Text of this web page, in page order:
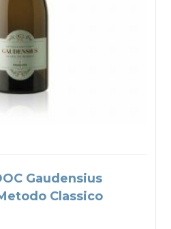
Gaudensius
Classico